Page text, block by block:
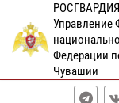
РОСГВАРДИЯ
Управление
Федерации
Чувашии